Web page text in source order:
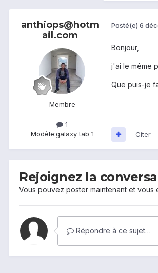
anthiops@hotm
ail.com
Membre
1
Modèle:galaxy tab 1
Posté(e) 6
Bonjour,
j'ai le même
Que puis-je
Citer
Rejoignez la
Vous pouvez poster maintenant et vous
Répondre à ce sujet…